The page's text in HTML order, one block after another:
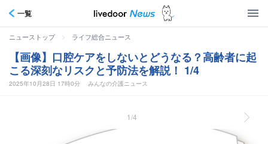
一覧
ニューストップ > ライフ総合ニュース
【画像】口腔ケアをしないとどうなる？高齢者に起
こる深刻なリスクと予防法を解説！ 1/4
2025年10月28日 17時0分 みんなの介護ニュース
1/4